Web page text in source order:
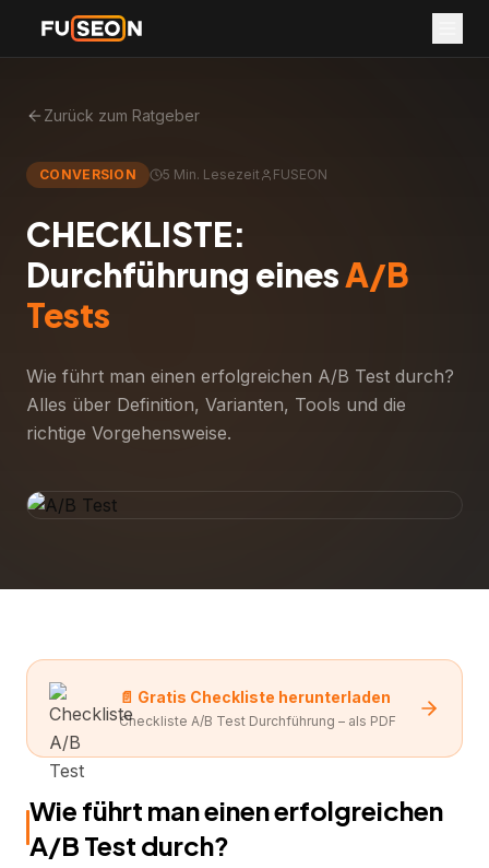
Zurück zum Ratgeber
CONVERSION 5 Min. Lesezeit FUSEON
CHECKLISTE:
Durchführung einesA/B
Tests
Wie führt man einen erfolgreichen A/B Test durch?
Alles über Definition, Varianten, Tools und die
richtige Vorgehensweise.
📄 Gratis Checkliste herunterladen
Checkliste A/B Test Durchführung – als PDF
Wie führt man einen erfolgreichen
A/B Test durch?